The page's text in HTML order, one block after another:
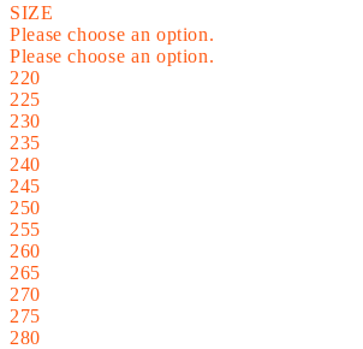
SIZE
Please choose an option.
Please choose an option.
220
225
230
235
240
245
250
255
260
265
270
275
280